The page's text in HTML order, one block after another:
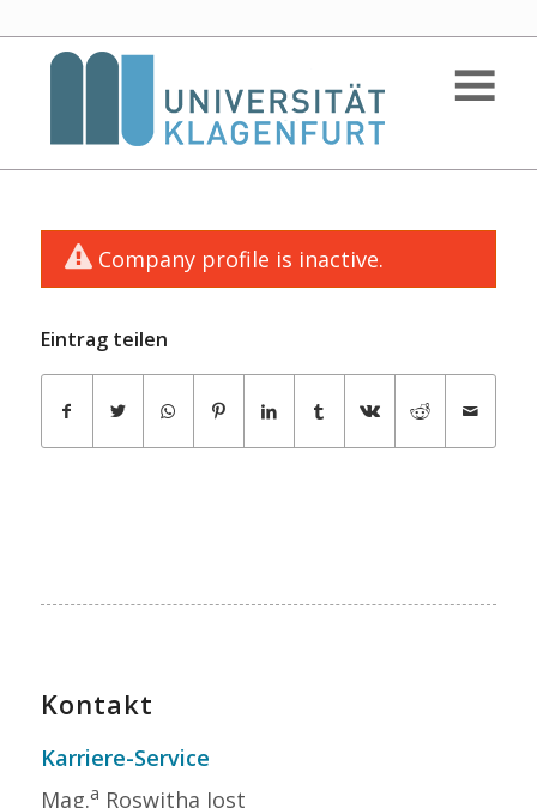
Company profile is inactive.
Eintrag teilen
Kontakt
Karriere-Service
Mag.a Roswitha Jost